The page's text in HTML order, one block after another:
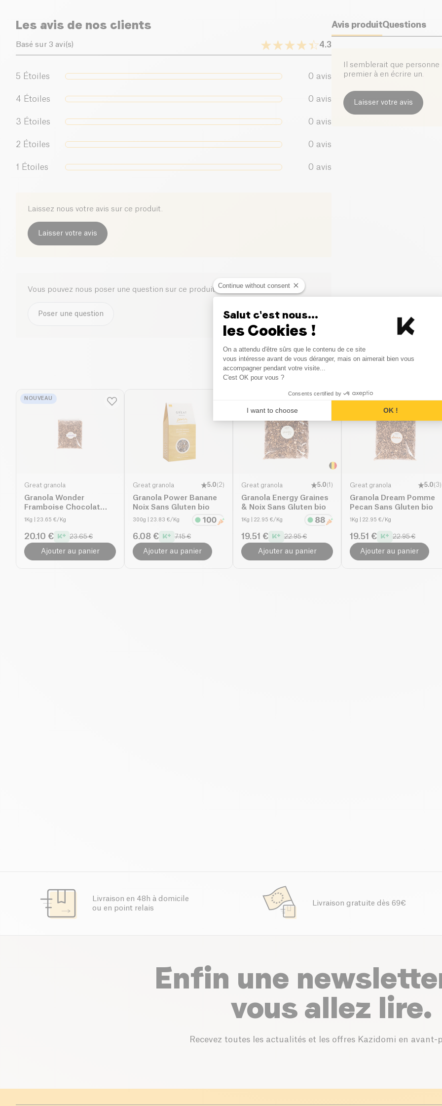
Sel (g)
Les avis de nos clients
Basé sur 3 avi(s) 4.3
5 Étoiles 0 avis
4 Étoiles 0 avis
3 Étoiles 0 avis
2 Étoiles 0 avis
1 Étoiles 0 avis
Laissez nous votre avis sur ce produit.
Laisser votre avis
Vous pouvez nous poser une question sur ce produit ici
Poser une question
Avis produitQuestions
Il semblerait que
premier à en écrire un.
Laisser votre avis
Produits similaires
NOUVEAU
Great granola
Granola Wonder
Framboise Chocolat
Sans Gluten bio
1Kg | 23.65 €/Kg
20.10 € 23.65 €
Ajouter au panier
Great granola 5.0(2)
Granola Power Banane
Noix Sans Gluten bio
300g | 23.83 €/Kg
6.08 € 7.15 €
Ajouter au panier
Great granola 5.0(1 )
Granola Energy Graines
& Noix Sans Gluten bio
1Kg | 22.95 €/Kg
19.51 € 22.95 €
Ajouter au panier
Great granola 5.0(3)
Granola Dream Pomme
Pecan Sans Gluten bio
1Kg | 22.95 €/Kg
19.51 € 22.95 €
Ajouter au panier
Livraison en 48h à domicile
ou en point relais
Livraison gratuite dès 69€
Enfin une
vous allez lire.
Recevez toutes les actualités et les offres Kazidomi en avant-
Continue without consent
Salut c'est nous...
les Cookies !
Consent Management
On a attendu d'être sûrs que le contenu de ce site
vous intéresse avant de vous déranger, mais on aimerait bien vous
accompagner pendant votre visite...
C'est OK pour vous ?
Consents certified by
I want to choose OK !
Axeptio consent